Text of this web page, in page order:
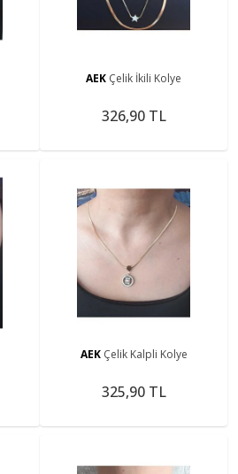
AEK Çelik İkili Kolye
326,90 TL
AEK Çelik Kalpli Kolye
325,90 TL